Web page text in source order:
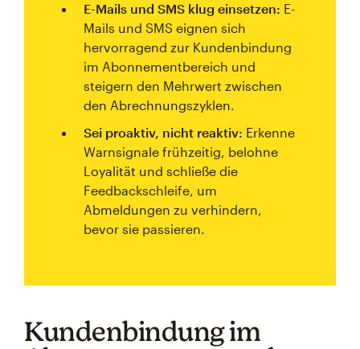
E-Mails und SMS klug einsetzen: E-
Mails und SMS eignen sich
hervorragend zur Kundenbindung
im Abonnementbereich und
steigern den Mehrwert zwischen
den Abrechnungszyklen.
Sei proaktiv, nicht reaktiv: Erkenne
Warnsignale frühzeitig, belohne
Loyalität und schließe die
Feedbackschleife, um
Abmeldungen zu verhindern,
bevor sie passieren.
Kundenbindung im